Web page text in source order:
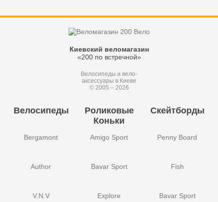
Киевский веломагазин
«200 по встречной»
Велосипеды и вело-
аксессуары в Киеве
© 2005 – 2026
Велосипеды
Bergamont
Author
V.N.V
Роликовые
Коньки
Amigo Sport
Bavar Sport
Explore
Скейтборды
Penny Board
Fish
Bavar Sport